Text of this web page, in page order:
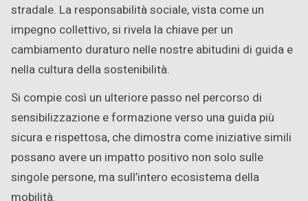
stradale. La responsabilità sociale, vista come un
impegno collettivo, si rivela la chiave per un
cambiamento duraturo nelle nostre abitudini di guida e
nella cultura della sostenibilità.
Si compie così un ulteriore passo nel percorso di
sensibilizzazione e formazione verso una guida più
sicura e rispettosa, che dimostra come iniziative simili
possano avere un impatto positivo non solo sulle
singole persone, ma sull’intero ecosistema della
mobilità.